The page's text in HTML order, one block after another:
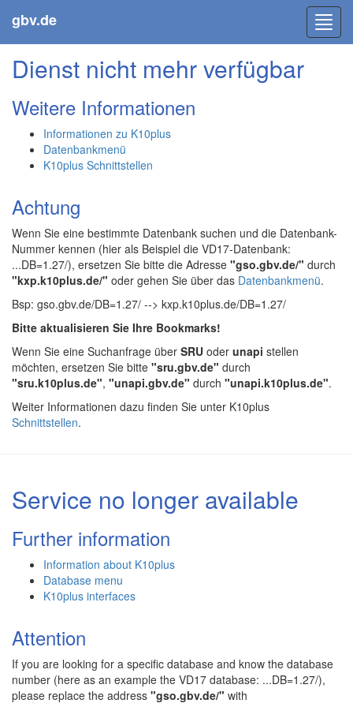
gbv.de
Dienst nicht mehr verfügbar
Weitere Informationen
Informationen zu K10plus
Datenbankmenü
K10plus Schnittstellen
Achtung
Wenn Sie eine bestimmte Datenbank suchen und die Datenbank-
Nummer kennen (hier als Beispiel die VD17-Datenbank:
...DB=1.27/), ersetzen Sie bitte die Adresse "gso.gbv.de/" durch
"kxp.k10plus.de/" oder gehen Sie über das Datenbankmenü.
Bsp: gso.gbv.de/DB=1.27/ --> kxp.k10plus.de/DB=1.27/
Bitte aktualisieren Sie Ihre Bookmarks!
Wenn Sie eine Suchanfrage über SRU oder unapi stellen
möchten, ersetzen Sie bitte "sru.gbv.de" durch
"sru.k10plus.de", "unapi.gbv.de" durch "unapi.k10plus.de".
Weiter Informationen dazu finden Sie unter K10plus
Schnittstellen.
Service no longer available
Further information
Information about K10plus
Database menu
K10plus interfaces
Attention
If you are looking for a specific database and know the database
number (here as an example the VD17 database: ...DB=1.27/),
please replace the address "gso.gbv.de/" with